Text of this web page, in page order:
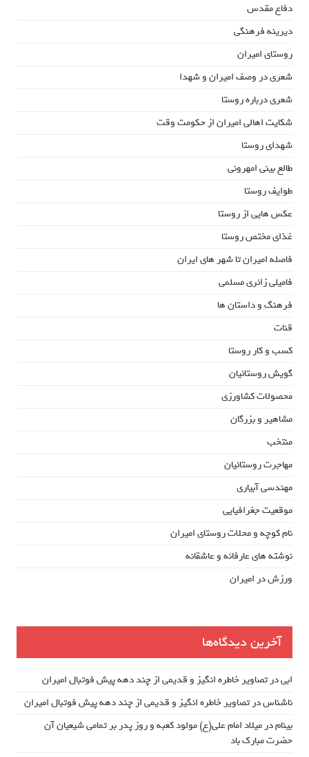
دفاع مقدس
دیرینه فرهنگی
روستای امیران
شعری در وصف امیران و شهدا
شعری درباره روستا
شکایت اهالی امیران از حکومت وقت
شهدای روستا
طالع بینی امهرونی
طوایف روستا
عکس هایی از روستا
غذای مختص روستا
فاصله امیران تا شهر های ایران
فامیلی زائری مسلمی
فرهنگ و داستان ها
قنات
کسب و کار روستا
گویش روستائیان
محصولات کشاورزی
مشاهیر و بزرگان
منتخب
مهاجرت روستائیان
مهندسی آبیاری
موقعیت جغرافیایی
نام کوچه و محلات روستای امیران
نوشته های عارفانه و عاشقانه
ورزش در امیران
آخرین دیدگاه‌ها
ابیدرتصاویر خاطره انگیز و قدیمی از چند دهه پیش فوتبال امیران
ناشناسدرتصاویر خاطره انگیز و قدیمی از چند دهه پیش فوتبال امیران
بینامدرمیلاد امام علی(ع) مولود کعبه و روز پدر بر تمامی شیعیان آن
حضرت مبارک باد